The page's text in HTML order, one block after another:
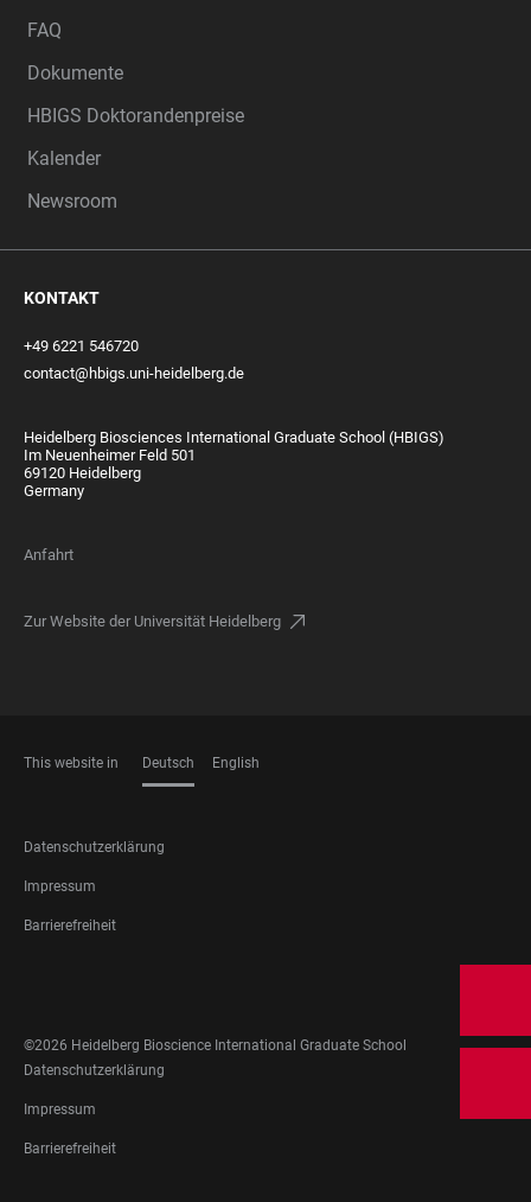
FAQ
Dokumente
HBIGS Doktorandenpreise
Kalender
Newsroom
KONTAKT
+49 6221 546720
contact@hbigs.uni-heidelberg.de
Heidelberg Biosciences International Graduate School (HBIGS)
Im Neuenheimer Feld 501
69120 Heidelberg
Germany
Anfahrt
Zur Website der Universität Heidelberg
This website in Deutsch English
FOOTER
LEGAL
Datenschutzerklärung
Impressum
Barrierefreiheit
NETZWERKE
©2026 Heidelberg Bioscience International Graduate School
FOOTER
LEGAL
Datenschutzerklärung
Impressum
Barrierefreiheit